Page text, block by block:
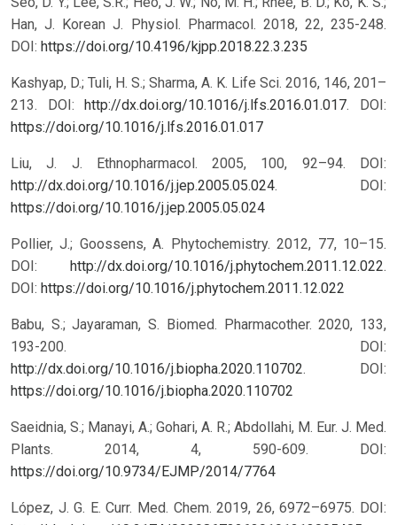
Han, J. Korean J. Physiol. Pharmacol. 2018, 22, 235-248.
DOI: https://doi.org/10.4196/kjpp.2018.22.3.235
Kashyap, D.; Tuli, H. S.; Sharma, A. K. Life Sci. 2016, 146, 201–
213. DOI:http://dx.doi.org/10.1016/j.lfs.2016.01.017. DOI:
https://doi.org/10.1016/j.lfs.2016.01.017
Liu, J. J. Ethnopharmacol. 2005, 100, 92–94. DOI:
http://dx.doi.org/10.1016/j.jep.2005.05.024. DOI:
https://doi.org/10.1016/j.jep.2005.05.024
Pollier, J.; Goossens, A. Phytochemistry. 2012, 77, 10–15.
DOI: http://dx.doi.org/10.1016/j.phytochem.2011.12.022.
DOI: https://doi.org/10.1016/j.phytochem.2011.12.022
Babu, S.; Jayaraman, S. Biomed. Pharmacother. 2020, 133,
193-200. DOI:
http://dx.doi.org/10.1016/j.biopha.2020.110702. DOI:
https://doi.org/10.1016/j.biopha.2020.110702
Saeidnia, S.; Manayi, A.; Gohari, A. R.; Abdollahi, M. Eur. J. Med.
Plants. 2014, 4, 590-609. DOI:
https://doi.org/10.9734/EJMP/2014/7764
López, J. G. E. Curr. Med. Chem. 2019, 26, 6972–6975. DOI: